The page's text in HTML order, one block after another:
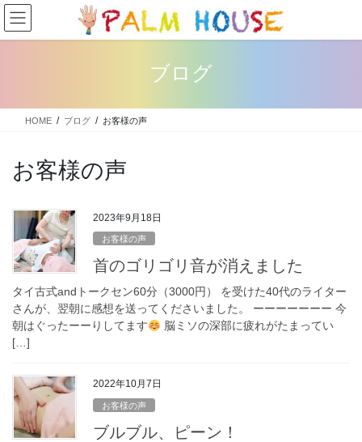
コ
ン
テ
ス
ナ
ビ
ゲ
ン
ブログ
HOME ブログ お客様の声
お客様の声
2023年9月18日
お客様の声
首のゴリゴリ音が消えました
タイ古式andトークセン60分（3000円） を受けた40代のライター
さんが、翌朝に感想を送ってくださいました。 ーーーーーーー 今
朝はぐったーーりしてます
脳ミソの深部に疲れがたまってい
[…]
2022年10月7日
お客様の声
ブルブル、ピーン！